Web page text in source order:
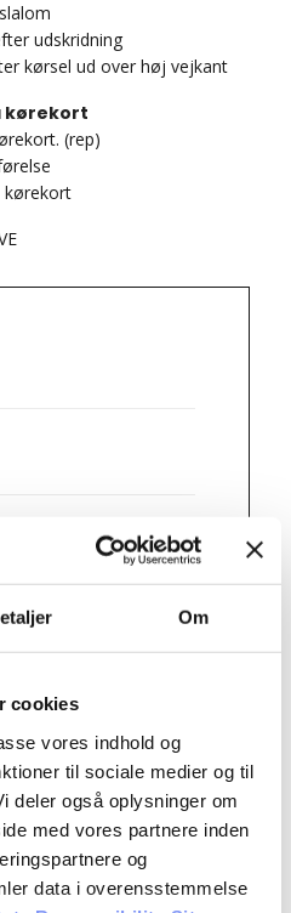
Om
cookies
vores indhold og
til sociale medier og til
deler også oplysninger om
med vores partnere inden
og
data i overensstemmelse
udskridning
kørsel ud over høj vejkant
kørekort
(rep)
kørekort